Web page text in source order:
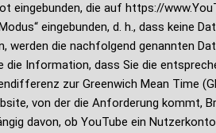
eingebunden, die auf https://
eingebunden, d. h., dass keine
werden die nachfolgend genannten
Information, dass Sie die
zur Greenwich Mean Time
von der die Anforderung kommt,
davon, ob YouTube ein